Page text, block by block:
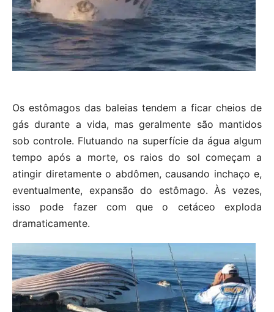
Os estômagos das baleias tendem a ficar cheios de
gás durante a vida, mas geralmente são mantidos
sob controle. Flutuando na superfície da água algum
tempo após a morte, os raios do sol começam a
atingir diretamente o abdômen, causando inchaço e,
eventualmente, expansão do estômago. Às vezes,
isso pode fazer com que o cetáceo exploda
dramaticamente.